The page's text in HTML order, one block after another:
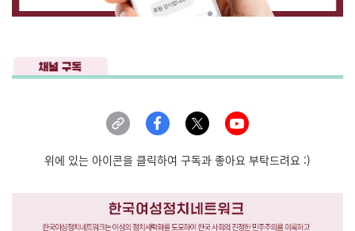
위에 있는 아이콘을 클릭하여 구독과 좋아요 부탁드려요 :)